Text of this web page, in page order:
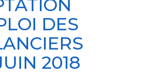
DES
2018